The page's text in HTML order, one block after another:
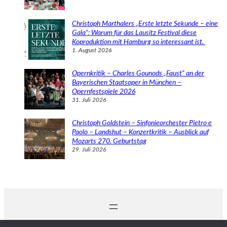
Christoph Marthalers „Erste letzte Sekunde – eine
Gala“: Warum für das Lausitz Festival diese
Koproduktion mit Hamburg so interessant ist.
1. August 2026
Opernkritik – Charles Gounods „Faust“ an der
Bayerischen Staatsoper in München –
Opernfestspiele 2026
31. Juli 2026
Christoph Goldstein – Sinfonieorchester Pietro e
Paolo – Landshut – Konzertkritik – Ausblick auf
Mozarts 270. Geburtstag
29. Juli 2026